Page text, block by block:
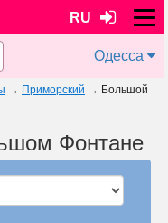
RU
Одесса
→ Приморский → Большой
Фонтане